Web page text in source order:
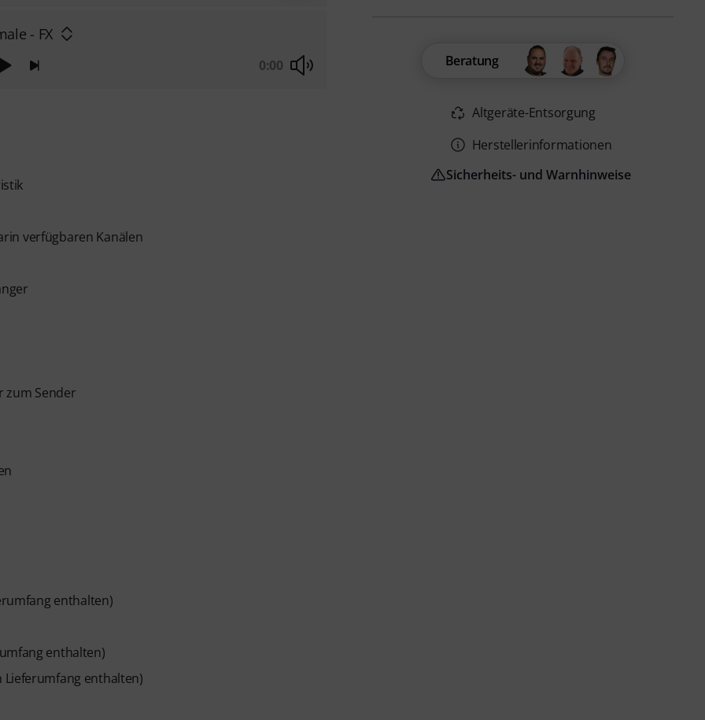
- FX
0:00
verfügbaren Kanälen
zum Sender
enthalten)
enthalten)
Lieferumfang enthalten)
Beratung
Altgeräte-Entsorgung
Herstellerinformationen
Sicherheits- und Warnhinweise